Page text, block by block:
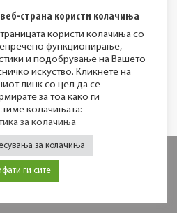
МИР фондација
Политика за колачиња
страна користи колачиња
користи колачиња со
функционирање,
и подобрување на Вашето
искуство. Кликнете на
линк со цел да се
за тоа како ги
колачињата:
за колачиња
за колачиња
ги сите